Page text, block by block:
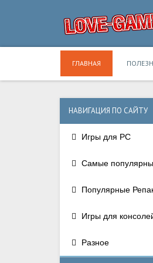
ГЛАВНАЯ
НАВИГАЦИЯ ПО САЙТУ
Игры для PC
Самые
Популярные
Игры для
Разное